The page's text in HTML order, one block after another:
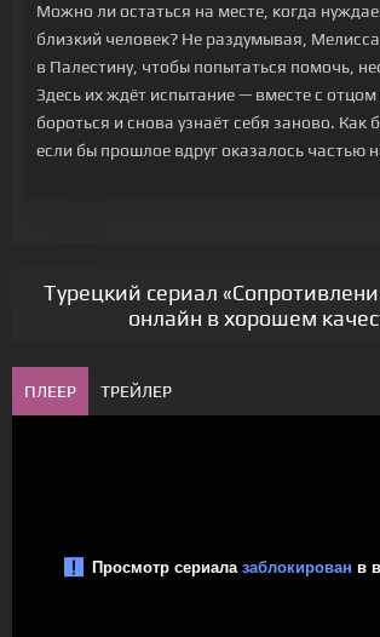
Можно ли остаться на месте, когда
близкий человек? Не раздумывая,
в Палестину, чтобы попытаться помочь,
Здесь их ждёт испытание — вместе с отцом
бороться и снова узнаёт себя заново. Как
если бы прошлое вдруг оказалось частью
Турецкий сериал
онлайн в хорошем
ПЛЕЕР ТРЕЙЛЕР